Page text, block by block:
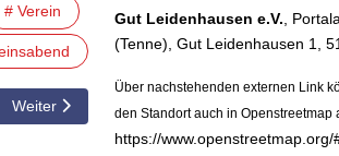
# Verein
Zukunft der Aquarienbeleuchtung?!“
Nächster Beitrag: 03.04.2017 Vorschau auf
Weiter
Gut Leidenhausen e.V. ,
(Tenne), Gut Leidenhausen 1,
Über nachstehenden externen Link
den Standort auch in Openstreetmap
https://